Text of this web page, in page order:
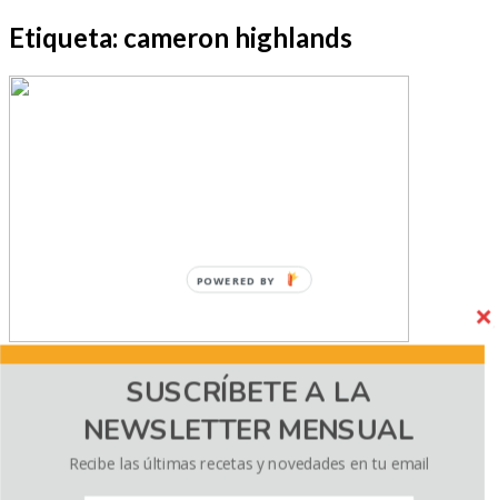
Etiqueta: cameron highlands
En busca del auténtico sabor de Malasia
Mayo 10, 2016 23 comments
Malasia fue sin duda uno de los lugares más inesperados de
SUSCRÍBETE A LA
NEWSLETTER MENSUAL
Recibe las últimas recetas y novedades en tu email
POWERED BY